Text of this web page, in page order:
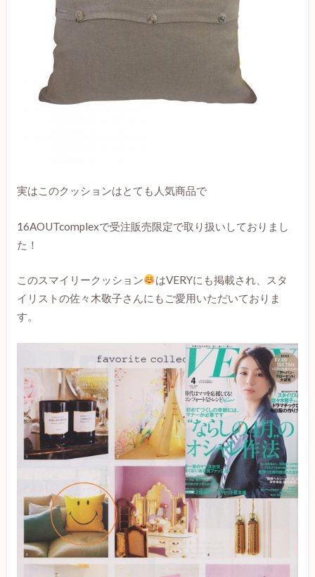
実はこのクッションはとても人気商品で
16AOUTcomplexで受注販売限定で取り扱いしておりまし
た！
このスマイリークッション
はVERYにも掲載され、スタ
イリストの佐々木敬子さんにもご愛用いただいておりま
す。